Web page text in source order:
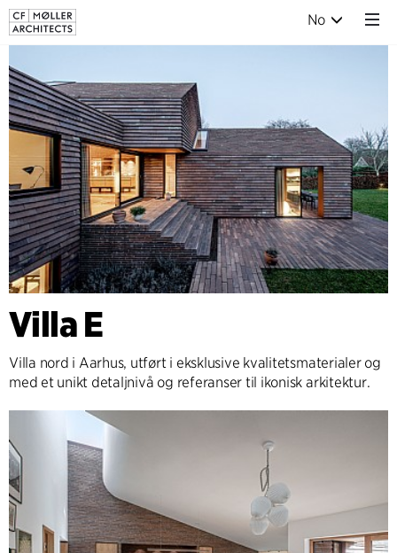
No
Villa E
Villa nord i Aarhus, utført i eksklusive kvalitetsmaterialer og
med et unikt detaljnivå og referanser til ikonisk arkitektur.